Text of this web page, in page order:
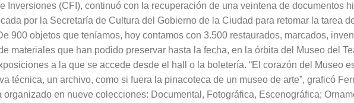
Inversiones (CFI), continuó con la recuperación de una veintena de documentos
por la Secretaría de Cultura del Gobierno de la Ciudad para retomar la tarea
900 objetos que teníamos, hoy contamos con 3.500 restaurados, marcados,
materiales que han podido preservar hasta la fecha, en la órbita del Museo del
a la que se accede desde el hall o la boletería. “El corazón del Museo
técnica, un archivo, como si fuera la pinacoteca de un museo de arte”, graficó
organizado en nueve colecciones: Documental, Fotográfica, Escenográfica;